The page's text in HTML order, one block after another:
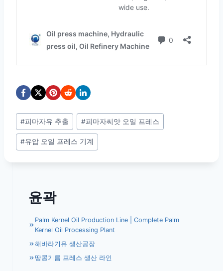
Post
Tags:
#피마자유 추출 #피마자씨앗 오일 프레스
#유압 오일 프레스 기계
윤곽
Palm Kernel Oil Production Line | Complete Palm
Kernel Oil Processing Plant
해바라기유 생산공장
땅콩기름 프레스 생산 라인